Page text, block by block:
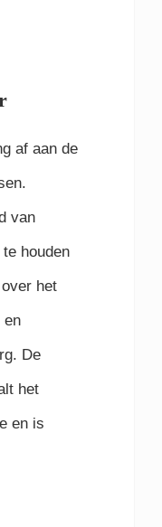
af aan de
van
houden
het
en
De
het
en is